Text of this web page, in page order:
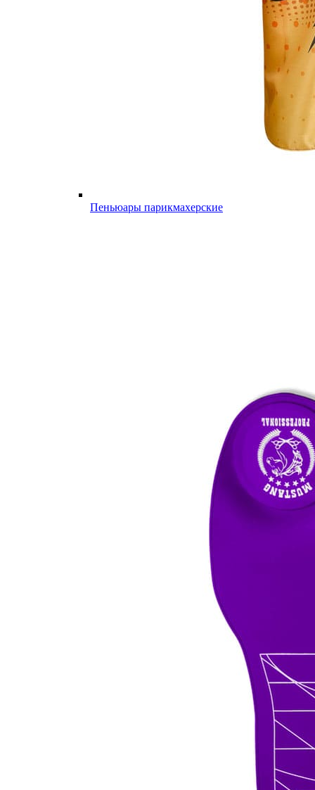
Пеньюары парикмахерские